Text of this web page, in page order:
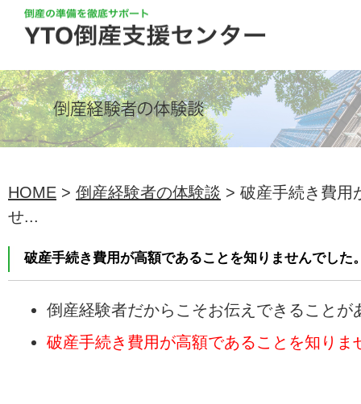
HOME > 倒産経験者の体験談 > 破産手続き費用
せ...
破産手続き費用が高額であることを知りませんでした
倒産経験者だからこそお伝えできることが
破産手続き費用が高額であることを知りま